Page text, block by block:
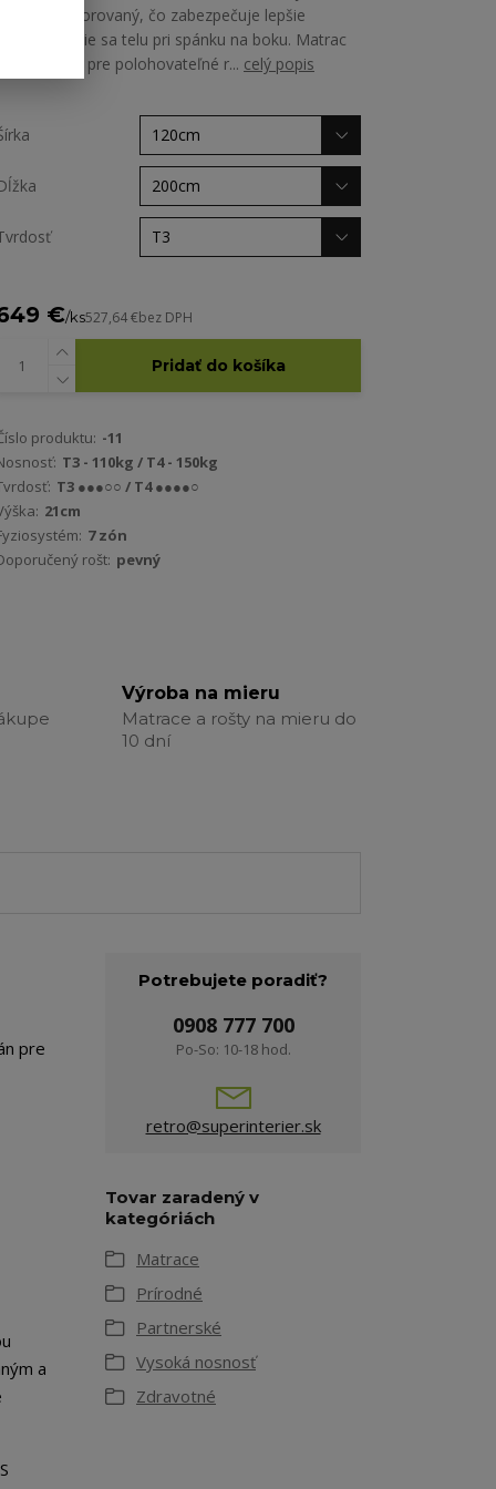
priečne perforovaný, čo zabezpečuje lepšie
prispôsobenie sa telu pri spánku na boku. Matrac
je vhodný aj pre polohovateľné r... celý popis
€/ks527,64 €bez DPH
Pridať do košíka
produktu: -11
T3 - 110kg / T4 - 150kg
T3 ●●●○○ / T4 ●●●●○
21cm
7 zón
rošt: pevný
Výroba na mieru
Matrace a rošty na mieru do
10 dní
pre
a
Potrebujete poradiť?
0908 777 700
Po-So: 10-18 hod.
retro@superinterier.sk
Tovar zaradený v
kategóriách
Matrace
Prírodné
Partnerské
Vysoká nosnosť
Zdravotné